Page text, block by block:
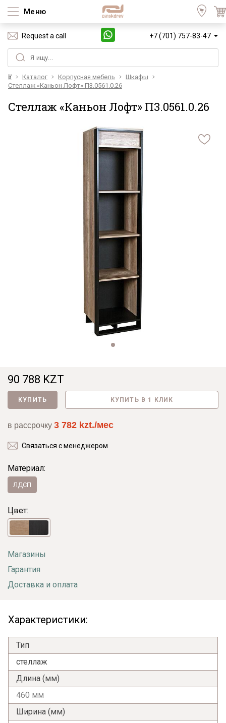
Меню
Request a call +7 (701) 757-83-47
Үй Каталог Корпусная мебель
Шкафы
Стеллаж «Каньон Лофт» П3.0561.0.26
Стеллаж «Каньон Лофт» П3.0561.0.26
90 788 KZT
КУПИТЬ КУПИТЬ В 1 КЛИК
в рассрочку 3 782 kzt./мес
Связаться с менеджером
Материал:
ЛДСП
Цвет:
Магазины
Гарантия
Доставка и оплата
Характеристики:
Тип
стеллаж
Длина (мм)
460 мм
Ширина (мм)